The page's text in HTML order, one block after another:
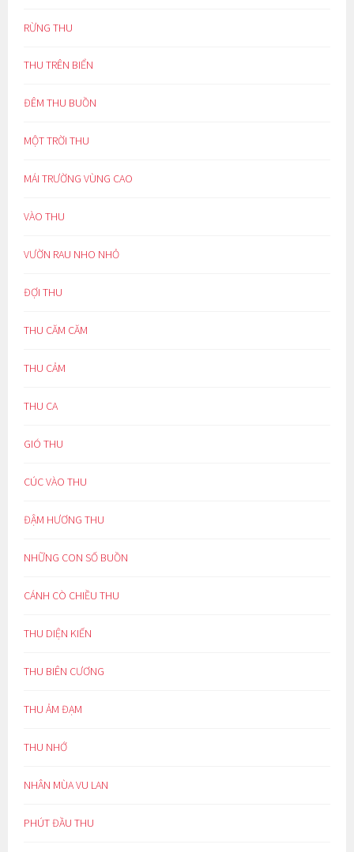
RỪNG THU
THU TRÊN BIỂN
ĐÊM THU BUỒN
MỘT TRỜI THU
MÁI TRƯỜNG VÙNG CAO
VÀO THU
VƯỜN RAU NHO NHỎ
ĐỢI THU
THU CĂM CĂM
THU CẢM
THU CA
GIÓ THU
CÚC VÀO THU
ĐẬM HƯƠNG THU
NHỮNG CON SỐ BUỒN
CÁNH CÒ CHIỀU THU
THU DIỆN KIẾN
THU BIÊN CƯƠNG
THU ẢM ĐẠM
THU NHỚ
NHÂN MÙA VU LAN
PHÚT ĐẦU THU